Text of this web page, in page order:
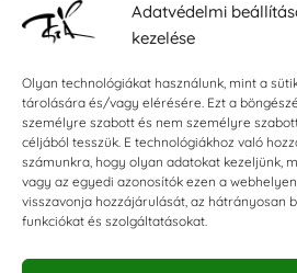
Adatvédelmi
kezelése
Olyan technológiákat használunk, mint a
tárolására és/vagy elérésére. Ezt a
személyre szabott és nem személyre
céljából tesszük. E technológiákhoz való
számunkra, hogy olyan adatokat kezeljünk,
vagy az egyedi azonosítók ezen a
visszavonja hozzájárulását, az hátrányosan
funkciókat és szolgáltatásokat.
Általános szerződési feltételek
Impresszum
KAPCSOLAT
E-mail:shop@torokszilvi.com
Telefon: +36 30 6767872